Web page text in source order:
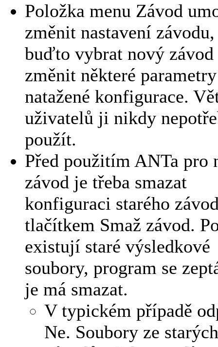
Položka menu Závod
změnit nastavení
buďto vybrat nový závod
změnit některé
natažené konfigurace.
uživatelů ji nikdy
použít.
Před použitím ANTa pro
závod je třeba smazat
konfiguraci starého
tlačítkem Smaž závod.
existují staré výsledkové
soubory, program se
je má smazat.
V typickém případě
Ne. Soubory ze starých